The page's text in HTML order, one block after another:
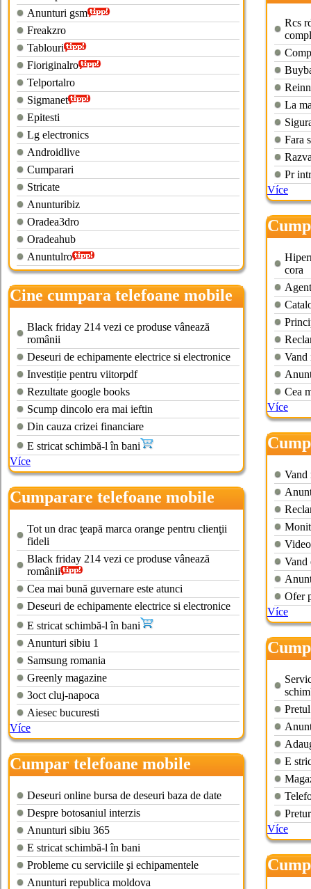
Anunturi gsm
Freakzro
Tablouri
Fioriginalro
Telportalro
Sigmanet
Epitesti
Lg electronics
Androidlive
Cumparari
Stricate
Anunturibiz
Oradea3dro
Oradeahub
Anuntulro
Cine cumpara telefoane mobile
vechi
Black friday 214 vezi ce produse vânează
românii
Deseuri de echipamente electrice si electronice
Investiție pentru viitorpdf
Rezultate google books
Scump dincolo era mai ieftin
Din cauza crizei financiare
E stricat schimbă-l în bani
Více
Cumparare telefoane mobile
vechi
Tot un drac ţeapă marca orange pentru clienţii
fideli
Black friday 214 vezi ce produse vânează
românii
Cea mai bună guvernare este atunci
Deseuri de echipamente electrice si electronice
E stricat schimbă-l în bani
Anunturi sibiu 1
Samsung romania
Greenly magazine
3oct cluj-napoca
Aiesec bucuresti
Více
Cumpar telefoane mobile
defecte
Deseuri online bursa de deseuri baza de date
Despre botosaniul interzis
Anunturi sibiu 365
E stricat schimbă-l în bani
Probleme cu serviciile şi echipamentele
Anunturi republica moldova
vechi
Rcs
La
Fara
Pr
Více
cora
Vand
Cea
Více
Vand
Vand
Ofer
Více
E
Více